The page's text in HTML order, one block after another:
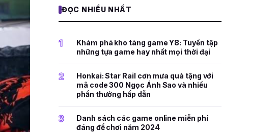
ĐỌC NHIỀU NHẤT
1
Khám phá kho tàng game Y8: Tuyển tập
những tựa game hay nhất mọi thời đại
2
Honkai: Star Rail cơn mưa quà tặng với
mã code 300 Ngọc Ánh Sao và nhiều
phần thưởng hấp dẫn
3
Danh sách các game online miễn phí
đáng để chơi năm 2024